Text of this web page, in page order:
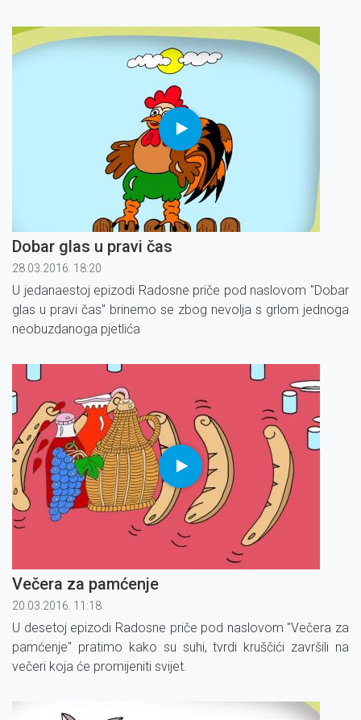
Dobar glas u pravi čas
28.03.2016. 18:20
U jedanaestoj epizodi Radosne priče pod naslovom ''Dobar
glas u pravi čas'' brinemo se zbog nevolja s grlom jednoga
neobuzdanoga pjetlića
Večera za pamćenje
20.03.2016. 11:18
U desetoj epizodi Radosne priče pod naslovom ''Večera za
pamćenje'' pratimo kako su suhi, tvrdi kruščići završili na
večeri koja će promijeniti svijet.